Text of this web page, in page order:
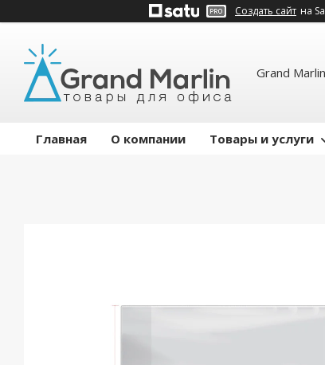
Создать сайт на
Grand
Главная О компании Товары и услуги